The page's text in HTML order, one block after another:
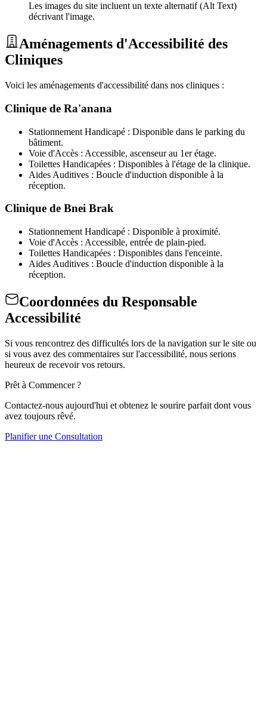
Les images du site incluent un texte alternatif (Alt Text)
décrivant l'image.
Aménagements d'Accessibilité des
Cliniques
Voici les aménagements d'accessibilité dans nos cliniques :
Clinique de Ra'anana
Stationnement Handicapé : Disponible dans le parking du
bâtiment.
Voie d'Accès : Accessible, ascenseur au 1er étage.
Toilettes Handicapées : Disponibles à l'étage de la clinique.
Aides Auditives : Boucle d'induction disponible à la
réception.
Clinique de Bnei Brak
Stationnement Handicapé : Disponible à proximité.
Voie d'Accès : Accessible, entrée de plain-pied.
Toilettes Handicapées : Disponibles dans l'enceinte.
Aides Auditives : Boucle d'induction disponible à la
réception.
Coordonnées du Responsable
Accessibilité
Si vous rencontrez des difficultés lors de la navigation sur le site ou
si vous avez des commentaires sur l'accessibilité, nous serions
heureux de recevoir vos retours.
Prêt à Commencer ?
Contactez-nous aujourd'hui et obtenez le sourire parfait dont vous
avez toujours rêvé.
Planifier une Consultation